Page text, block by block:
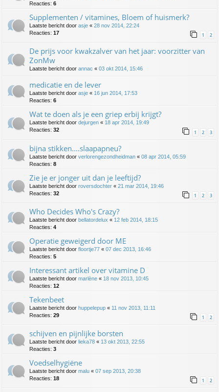
Reacties: 6
Supplementen / vitamines, Bloem of huismerk?
Laatste bericht door asje « 28 nov 2014, 22:24
Reacties: 17 1 2
De prijs voor kwakzalver van het jaar: voorzitter van
ZonMw
Laatste bericht door annac « 03 okt 2014, 15:46
medicatie en de lever
Laatste bericht door asje « 16 jun 2014, 17:53
Reacties: 6
Wat te doen als je een griep erbij krijgt?
Laatste bericht door dejurgen « 18 apr 2014, 19:49
Reacties: 32 1 2 3
bijna stikken....slaapapneu?
Laatste bericht door verlorengezondheidman « 08 apr 2014, 05:59
Reacties: 8
Zie je er jonger uit dan je leeftijd?
Laatste bericht door roversdochter « 21 mar 2014, 19:46
Reacties: 32 1 2 3
Who Decides Who's Crazy?
Laatste bericht door bellatordelux « 12 feb 2014, 18:15
Reacties: 4
Operatie geweigerd door ME
Laatste bericht door floortje77 « 07 dec 2013, 16:46
Reacties: 5
Interessant artikel over vitamine D
Laatste bericht door marlène « 18 nov 2013, 10:45
Reacties: 12
Tekenbeet
Laatste bericht door huppelepup « 11 nov 2013, 11:11
Reacties: 29 1 2
schijven en pijnlijke borsten
Laatste bericht door lieka78 « 13 okt 2013, 22:55
Reacties: 3
Voedselhygiëne
Laatste bericht door malu « 07 sep 2013, 20:38
Reacties: 18 1 2